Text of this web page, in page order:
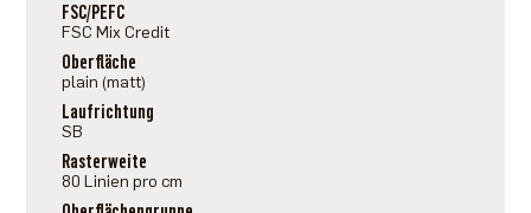
FSC/PEFC
FSC Mix Credit
Oberfläche
plain (matt)
Laufrichtung
SB
Rasterweite
80 Linien pro cm